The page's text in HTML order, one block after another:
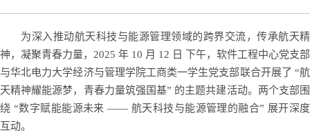
g
a
t
i
o
n
为深入推动航天科技与能源管理领域的跨界交流，传承航天精
神，凝聚青春力量， 2025 年 10 月 12 日 下午，软件工程中心党支部
与华北电力大学经济与管理学院工商类一学生党支部联合开展了 “航
天精神耀能源梦，青春力量筑强国基” 的主题共建活动。两个支部围
绕 “数字赋能能源未来 —— 航天科技与能源管理的融合” 展开深度
互动。